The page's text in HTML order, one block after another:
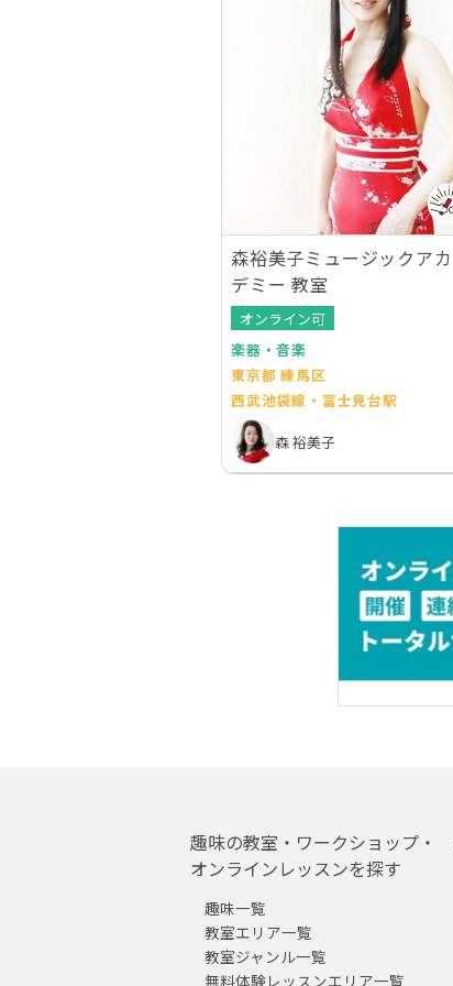
森裕美子ミュージックアカ
デミー 教室
オンライン可
楽器・音楽
東京都 練馬区
西武池袋線・富士見台駅
森 裕美子
趣味の教室・ワークショップ・
オンラインレッスンを探す
趣味一覧
教室エリア一覧
教室ジャンル一覧
無料体験レッスンエリア一覧